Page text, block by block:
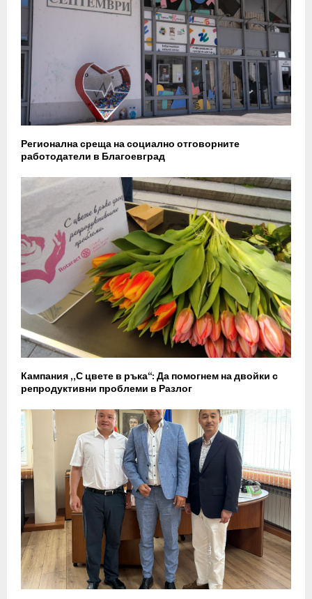
Регионална среща на социално отговорните
работодатели в Благоевград
Кампания „С цвете в ръка“: Да помогнем на двойки с
репродуктивни проблеми в Разлог